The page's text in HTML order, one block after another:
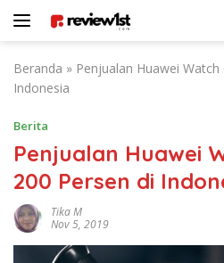
Beranda » Penjualan Huawei
Indonesia
Berita
Penjualan Huawei
200 Persen di
Tika M
Nov 5, 2019